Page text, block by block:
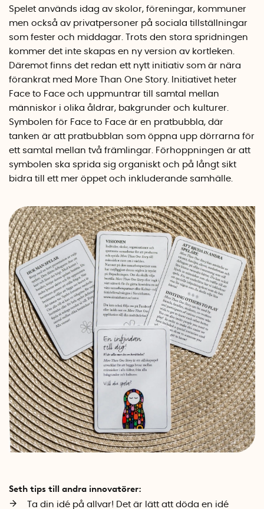
Spelet används idag av skolor, föreningar, kommuner
men också av privatpersoner på sociala tillställningar
som fester och middagar. Trots den stora spridningen
kommer det inte skapas en ny version av kortleken.
Däremot finns det redan ett nytt initiativ som är nära
förankrat med More Than One Story. Initiativet heter
Face to Face och uppmuntrar till samtal mellan
människor i olika åldrar, bakgrunder och kulturer.
Symbolen för Face to Face är en pratbubbla, där
tanken är att pratbubblan som öppna upp dörrarna för
ett samtal mellan två främlingar. Förhoppningen är att
symbolen ska sprida sig organiskt och på långt sikt
bidra till ett mer öppet och inkluderande samhälle.
Seth tips till andra innovatörer:
Ta din idé på allvar! Det är lätt att döda en idé